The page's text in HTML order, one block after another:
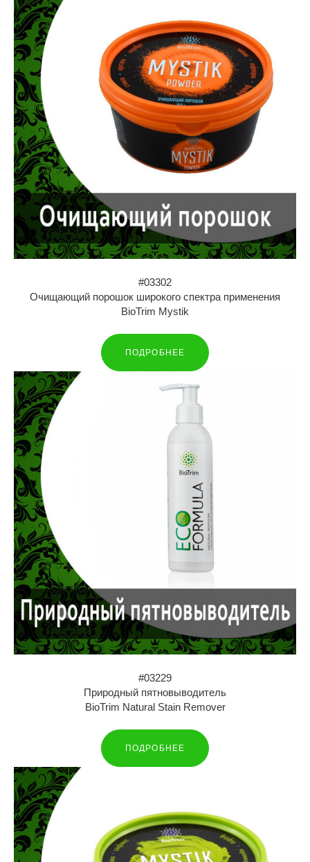
#03302
Очищающий порошок широкого спектра применения
BioTrim Mystik
ПОДРОБНЕЕ
#03229
Природный пятновыводитель
BioTrim Natural Stain Remover
ПОДРОБНЕЕ